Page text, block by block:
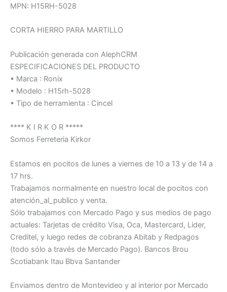
MPN: H15RH-5028
CORTA HIERRO PARA MARTILLO
Publicación generada con AlephCRM
ESPECIFICACIONES DEL PRODUCTO
• Marca : Ronix
• Modelo : H15rh-5028
• Tipo de herramienta : Cincel
**** K I R K O R *****
Somos Ferreteria Kirkor
Estamos en pocitos de lunes a viernes de 10 a 13 y de 14 a
17 hrs.
Trabajamos normalmente en nuestro local de pocitos con
atención_al_publico y venta.
Sólo trabajamos con Mercado Pago y sus medios de pago
actuales: Tarjetas de crédito Visa, Oca, Mastercard, Lider,
Creditel, y luego redes de cobranza Abitab y Redpagos
(todo sólo a través de Mercado Pago). Bancos Brou
Scotiabank Itau Bbva Santander
Enviamos dentro de Montevideo y al interior por Mercado